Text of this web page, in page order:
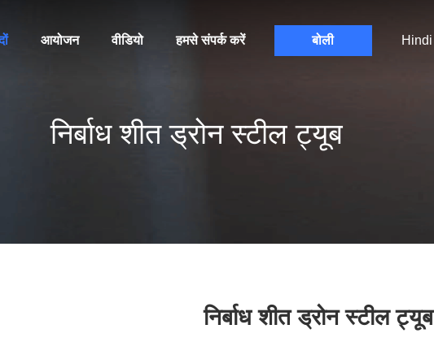
आयोजन वीडियो हमसे संपर्क करें बोली Hindi
निर्बाध शीत ड्रोन स्टील ट्यूब
निर्बाध शीत ड्रोन स्टील ट्यूब